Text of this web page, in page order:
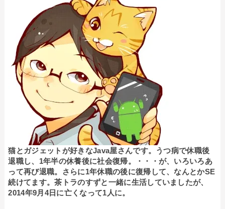
猫とガジェットが好きなJava屋さんです。うつ病で休職後
退職し、1年半の休養後に社会復帰。・・・が、いろいろあ
って再び退職。さらに1年休職の後に復帰して、なんとかSE
続けてます。茶トラのすずと一緒に生活していましたが、
2014年9月4日に亡くなって1人に。